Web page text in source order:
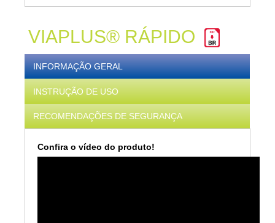
VIAPLUS® RÁPIDO
INFORMAÇÃO GERAL
INSTRUÇÃO DE USO
RECOMENDAÇÕES DE SEGURANÇA
Confira o vídeo do produto!